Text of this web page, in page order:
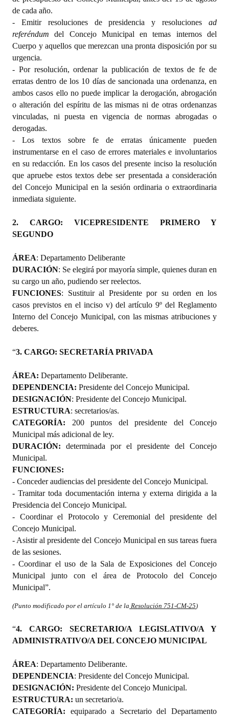
de cada año.
- Emitir resoluciones de presidencia y resoluciones ad
referéndumdel Concejo Municipal en temas internos del
Cuerpo y aquellos que merezcan una pronta disposición por su
urgencia.
- Por resolución, ordenar la publicación de textos de fe de
erratas dentro de los 10 días de sancionada una ordenanza, en
ambos casos ello no puede implicar la derogación, abrogación
o alteración del espíritu de las mismas ni de otras ordenanzas
vinculadas, ni puesta en vigencia de normas abrogadas o
derogadas.
- Los textos sobre fe de erratas únicamente pueden
instrumentarse en el caso de errores materiales e involuntarios
en su redacción. En los casos del presente inciso la resolución
que apruebe estos textos debe ser presentada a consideración
del Concejo Municipal en la sesión ordinaria o extraordinaria
inmediata siguiente.
2. CARGO: VICEPRESIDENTE PRIMERO Y
SEGUNDO
ÁREA: Departamento Deliberante
DURACIÓN: Se elegirá por mayoría simple, quienes duran en
su cargo un año, pudiendo ser reelectos.
FUNCIONES: Sustituir al Presidente por su orden en los
casos previstos en el inciso v) del artículo 9º del Reglamento
Interno del Concejo Municipal, con las mismas atribuciones y
deberes.
“3. CARGO: SECRETARÍA PRIVADA
ÁREA: Departamento Deliberante.
DEPENDENCIA: Presidente del Concejo Municipal.
DESIGNACIÓN: Presidente del Concejo Municipal.
ESTRUCTURA: secretarios/as.
CATEGORÍA: 200 puntos del presidente del Concejo
Municipal más adicional de ley.
DURACIÓN: determinada por el presidente del Concejo
Municipal.
FUNCIONES:
- Conceder audiencias del presidente del Concejo Municipal.
- Tramitar toda documentación interna y externa dirigida a la
Presidencia del Concejo Municipal.
- Coordinar el Protocolo y Ceremonial del presidente del
Concejo Municipal.
- Asistir al presidente del Concejo Municipal en sus tareas fuera
de las sesiones.
- Coordinar el uso de la Sala de Exposiciones del Concejo
Municipal junto con el área de Protocolo del Concejo
Municipal”.
(Punto modificado por el artículo 1° de la Resolución 751-CM-25)
“4. CARGO: SECRETARIO/A LEGISLATIVO/A Y
ADMINISTRATIVO/A DEL CONCEJO MUNICIPAL
ÁREA: Departamento Deliberante.
DEPENDENCIA: Presidente del Concejo Municipal.
DESIGNACIÓN: Presidente del Concejo Municipal.
ESTRUCTURA: un secretario/a.
CATEGORÍA: equiparado a Secretario del Departamento